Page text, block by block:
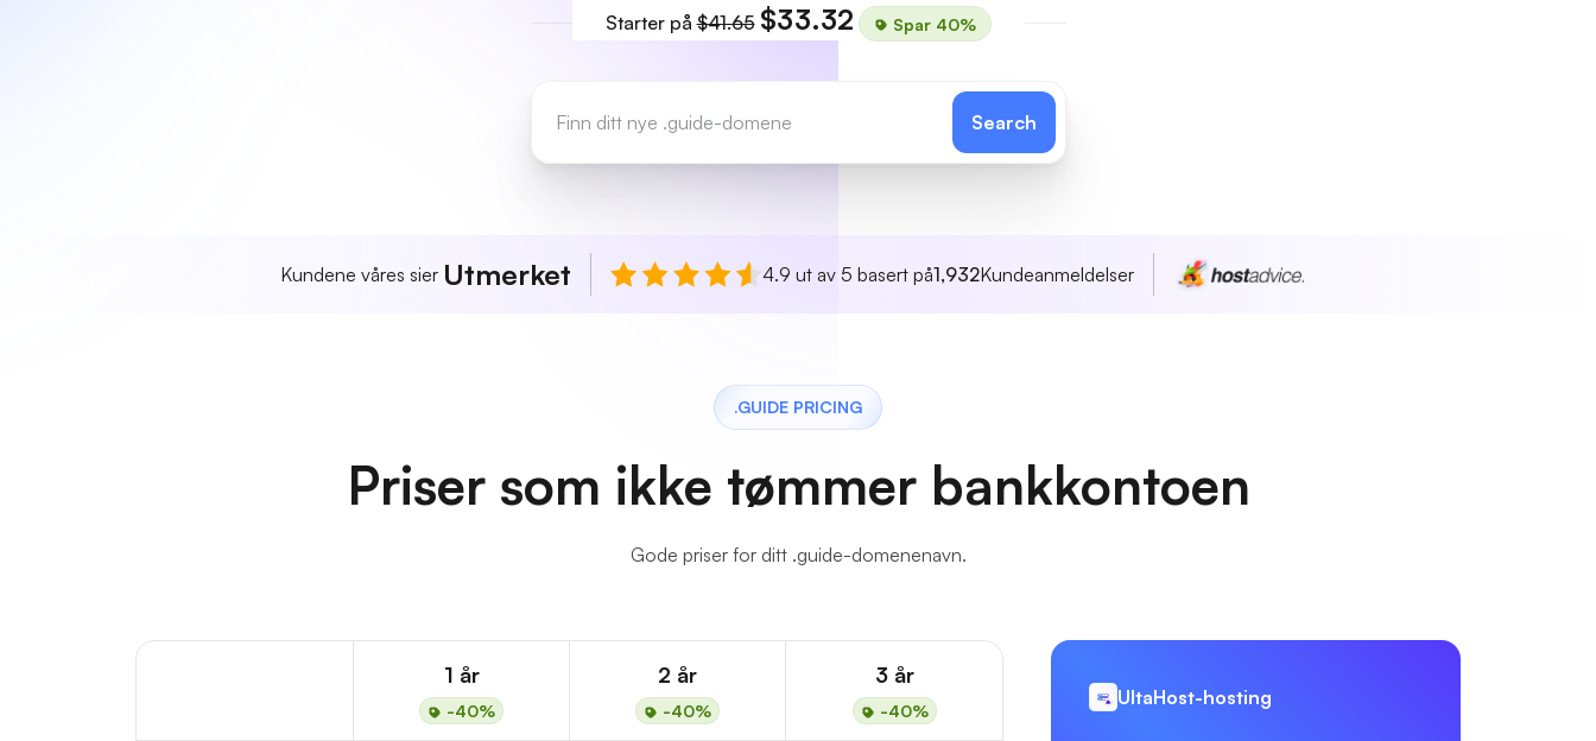
Starter på$41.65 $33.32 Spar 40%
Search
Kundene våres sier Utmerket 4.9 ut av 5 basert på1,932Kundeanmeldelser
.GUIDE PRICING
Priser som ikke tømmer bankkontoen
Gode priser for ditt .guide-domenenavn.
1 år
-40%
2 år
-40%
3 år
-40%
UltaHost-hosting